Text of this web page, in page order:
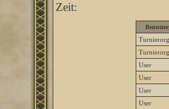
Zeit:
User
User
User
User